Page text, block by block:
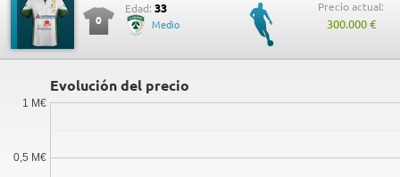
0
Edad: 33
Medio
Precio actual:
300.000 €
Evolución del precio
0,5 M€
1 M€